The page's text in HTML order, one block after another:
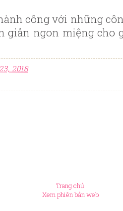
công với những
giản ngon miệng cho
2018
Trang chủ
Xem phiên bản web